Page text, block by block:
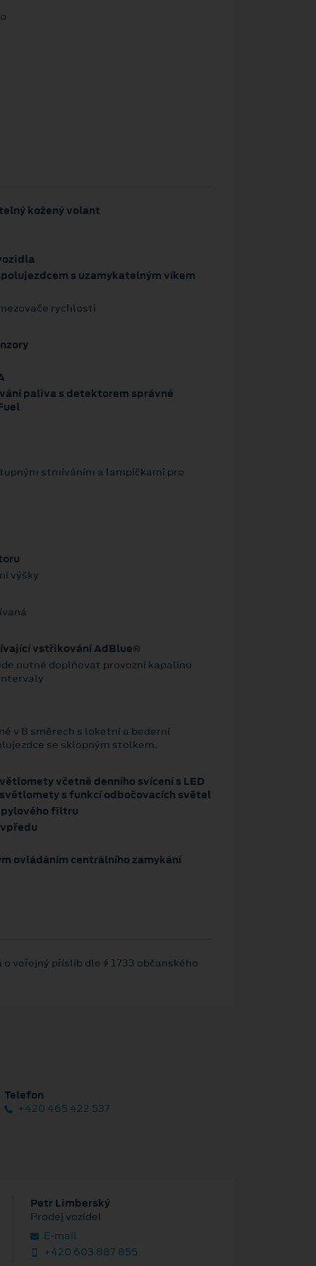
kožený volant
s uzamykatelným víkem
rychlosti
paliva s detektorem správné
stmíváním a lampičkami pro
výšky
vstřikování AdBlue®
nutné doplňovat provozní kapalinu
intervaly
v 8 směrech s loketní a bederní
se sklopným stolkem.
včetně denního svícení s LED
s funkcí odbočovacích světel
filtru
ovládáním centrálního zamykání
veřejný příslib dle § 1733 občanského
Telefon
+420 465 422 537
Petr Limberský
Prodej vozidel
E‑mail
+420 603 887 855